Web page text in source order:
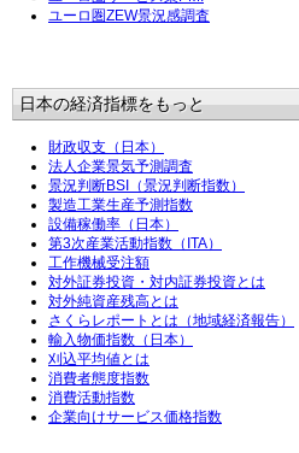
ユーロ圏ZEW景況感調査
日本の経済指標をもっと
財政収支（日本）
法人企業景気予測調査
景況判断BSI（景況判断指数）
製造工業生産予測指数
設備稼働率（日本）
第3次産業活動指数（ITA）
工作機械受注額
対外証券投資・対内証券投資とは
対外純資産残高とは
さくらレポートとは（地域経済報告）
輸入物価指数（日本）
刈込平均値とは
消費者態度指数
消費活動指数
企業向けサービス価格指数